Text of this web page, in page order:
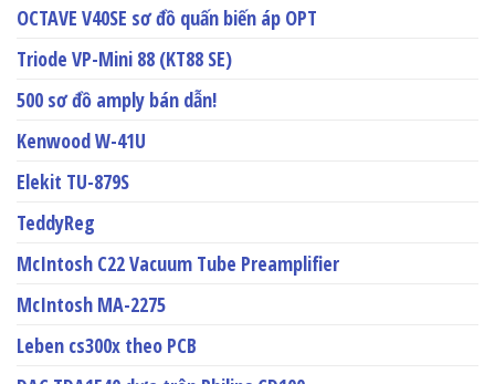
OCTAVE V40SE sơ đồ quấn biến áp OPT
Triode VP-Mini 88 (KT88 SE)
500 sơ đồ amply bán dẫn!
Kenwood W-41U
Elekit TU-879S
TeddyReg
McIntosh C22 Vacuum Tube Preamplifier
McIntosh MA-2275
Leben cs300x theo PCB